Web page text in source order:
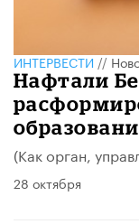
ИНТЕРВЕСТИ//
Нафтали
(Как орган,
28 октября